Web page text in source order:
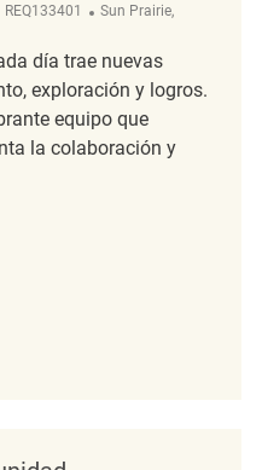
ReqId
REQ133401 Ubicación
Sun Prairie,
día trae nuevas
exploración y logros.
equipo que
la colaboración y
Supervisor REQ133401
Department Supervisor